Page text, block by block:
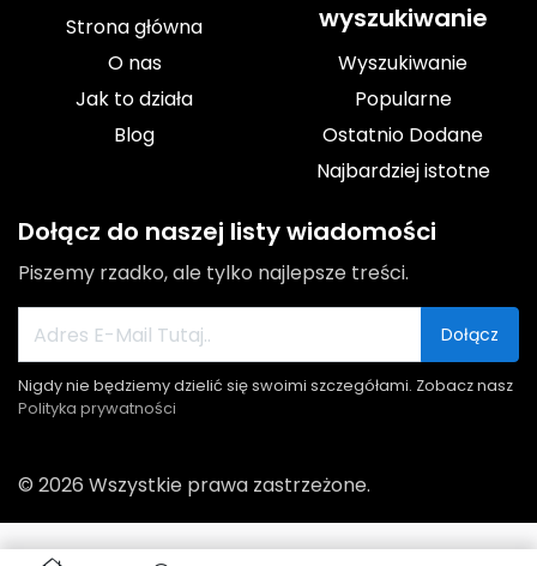
Strona główna
O nas
Jak to działa
Blog
wyszukiwanie
Wyszukiwanie
Popularne
Ostatnio Dodane
Najbardziej istotne
Dołącz do naszej listy wiadomości
Piszemy rzadko, ale tylko najlepsze treści.
Dołącz
Nigdy nie będziemy dzielić się swoimi szczegółami. Zobacz nasz
Polityka prywatności
© 2026 Wszystkie prawa zastrzeżone.